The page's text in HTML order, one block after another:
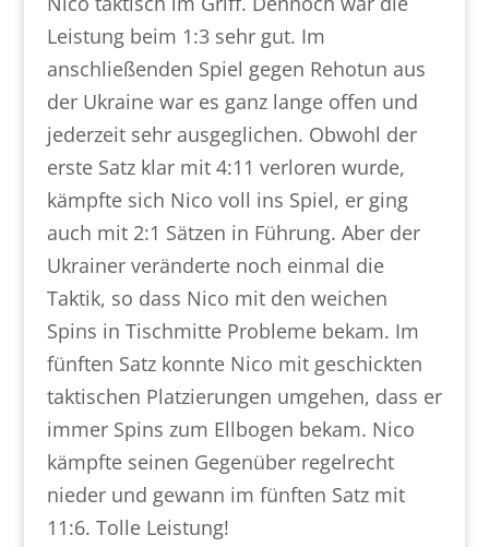
Leistung beim 1:3 sehr gut. Im
anschließenden Spiel gegen Rehotun aus
der Ukraine war es ganz lange offen und
jederzeit sehr ausgeglichen. Obwohl der
erste Satz klar mit 4:11 verloren wurde,
kämpfte sich Nico voll ins Spiel, er ging
auch mit 2:1 Sätzen in Führung. Aber der
Ukrainer veränderte noch einmal die
Taktik, so dass Nico mit den weichen
Spins in Tischmitte Probleme bekam. Im
fünften Satz konnte Nico mit geschickten
taktischen Platzierungen umgehen, dass er
immer Spins zum Ellbogen bekam. Nico
kämpfte seinen Gegenüber regelrecht
nieder und gewann im fünften Satz mit
11:6. Tolle Leistung!